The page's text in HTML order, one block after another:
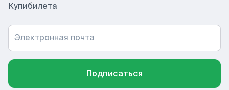
Купибилета
Электронная почта
Подписаться